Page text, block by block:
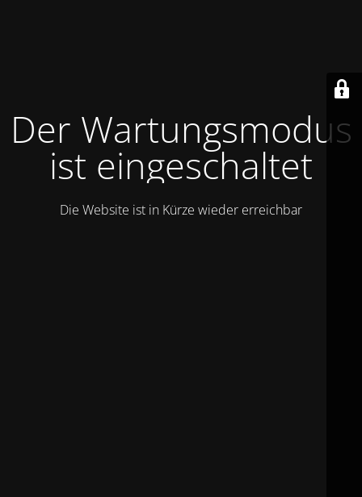
Der Wartungsmodus
ist eingeschaltet
Die Website ist in Kürze wieder erreichbar